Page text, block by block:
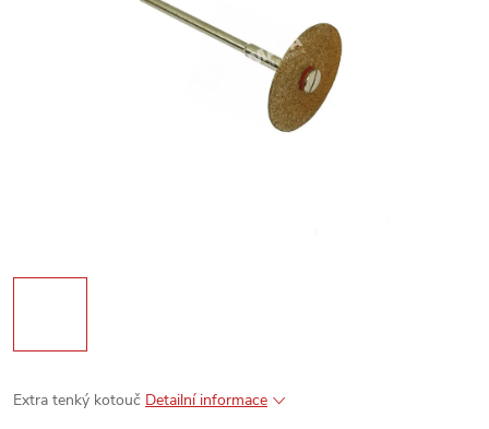
Extra tenký kotouč Detailní informace